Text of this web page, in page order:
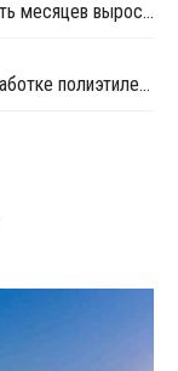
Выпуск базовых полимеров в России за пять месяцев вырос на 3,8%
"Лидер ПАК" увеличил мощности по переработке полиэтилена